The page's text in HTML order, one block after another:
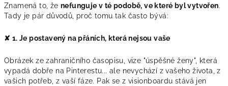
Znamená to, ženefunguje v té podobě, ve které byl vytvořen.
Tady je pár důvodů, proč tomu tak často bývá:
✘ 1. Je postavený na přáních, která nejsou vaše
Obrázek ze zahraničního časopisu, vize "úspěšné ženy", která
vypadá dobře na Pinterestu... ale nevychází z vašeho života, z
vašich potřeb, z vaší fáze. Pak se z visionboardu stává jen